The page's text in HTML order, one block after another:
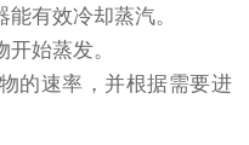
有效冷却蒸汽。
始蒸发。
速率，并根据需要进